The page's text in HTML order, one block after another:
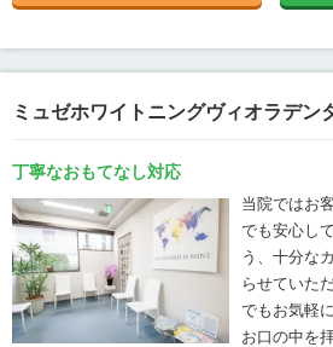
ミュゼホワイトニングヴィオラデン
丁寧なおもてなし対応
当院ではお
でも安心し
う、十分な
らせていた
でもお気軽
お口の中を